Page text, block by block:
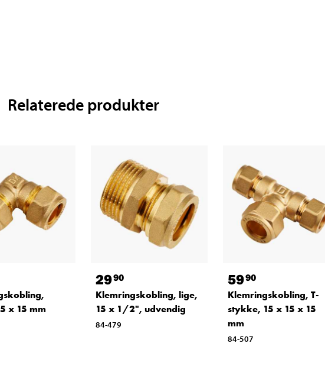
Relaterede produkter
x 15 mm
2990
Klemringskobling, lige,
15 x 1/2", udvendig
84-479
5990
Klemringskobling, T-
stykke, 15 x 15 x 15
mm
84-507